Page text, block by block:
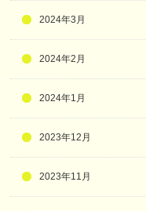
2024年3月
2024年2月
2024年1月
2023年12月
2023年11月